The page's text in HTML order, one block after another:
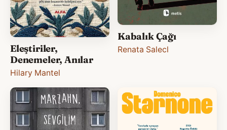
Eleştiriler,
Denemeler, Anılar
Hilary Mantel
Kabalık Çağı
Renata Salecl